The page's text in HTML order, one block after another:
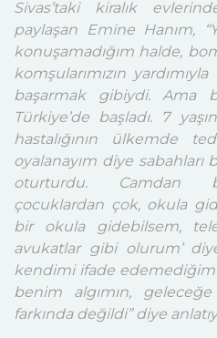
Sivas’taki kiralık
paylaşan Emine Hanım,
konuşamadığım halde,
komşularımızın
başarmak gibiydi. Ama
Türkiye’de başladı. 7
hastalığının ülkemde
oyalanayım diye sabahları
oturturdu. Camdan
çocuklardan çok, okula
bir okula gidebilsem,
avukatlar gibi olurum’
kendimi ifade
benim algımın,
farkında değildi” diye